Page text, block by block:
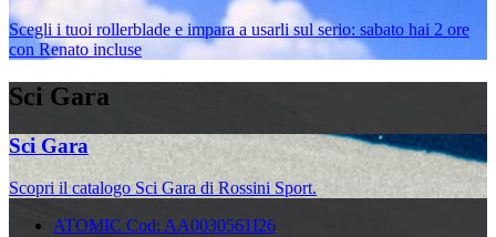
Scegli i tuoi rollerblade e impara a usarli sul serio: sabato hai 2 ore
con Renato incluse
Sci Gara
Sci Gara
Scopri il catalogo Sci Gara di Rossini Sport.
ATOMIC Cod: AA0030561I26